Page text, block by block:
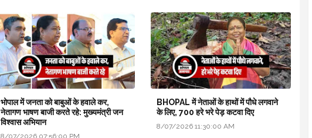
भोपाल में जनता को बाबुओं के हवाले कर,
नेतागण भाषण बाजी करते रहे: मुख्यमंत्री जन
विश्वास अभियान
8/07/2026 07:56:00 PM
BHOPAL में नेताओं के हाथों में पौधे लगवाने
के लिए, 700 हरे भरे पेड़ कटवा दिए
8/07/2026 11:30:00 AM